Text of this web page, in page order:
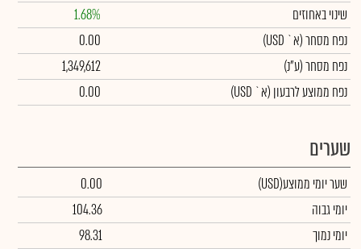
שינוי באחוזים
1.68%
נפח מסחר(א` USD)
0.00
נפח מסחר(ע"נ)
1,349,612
נפח ממוצע לרבעון (א` USD)
0.00
שערים
שער יומי ממוצע(USD)
0.00
יומי גבוה
104.36
יומי נמוך
98.31